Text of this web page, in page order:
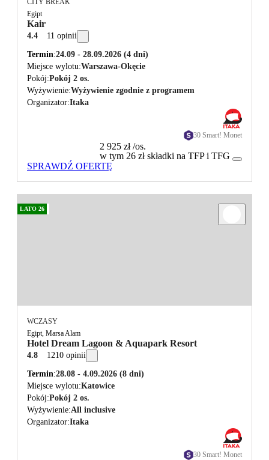
CITY BREAK
Egipt
Kair
4.4 11 opinii
Termin 24.09 - 28.09.2026 (4 dni)
Miejsce wylotu Warszawa-Okęcie
Pokój Pokój 2 os.
Wyżywienie Wyżywienie zgodnie z programem
Organizator Itaka
30 Smart! Monet
2 925 zł/os.
w tym 26 zł składki na TFP i TFG
SPRAWDŹ OFERTĘ
LATO 26
WCZASY
Egipt, Marsa Alam
Hotel Dream Lagoon & Aquapark Resort
4.8 1210 opinii
Termin 28.08 - 4.09.2026 (8 dni)
Miejsce wylotu Katowice
Pokój Pokój 2 os.
Wyżywienie All inclusive
Organizator Itaka
30 Smart! Monet